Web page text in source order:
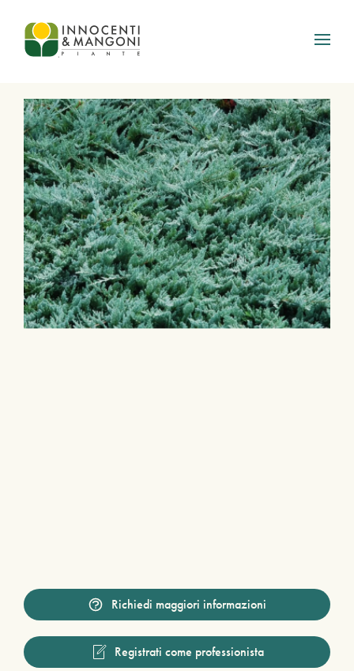
Skip to main content
Richiedi maggiori informazioni
Registrati come professionista